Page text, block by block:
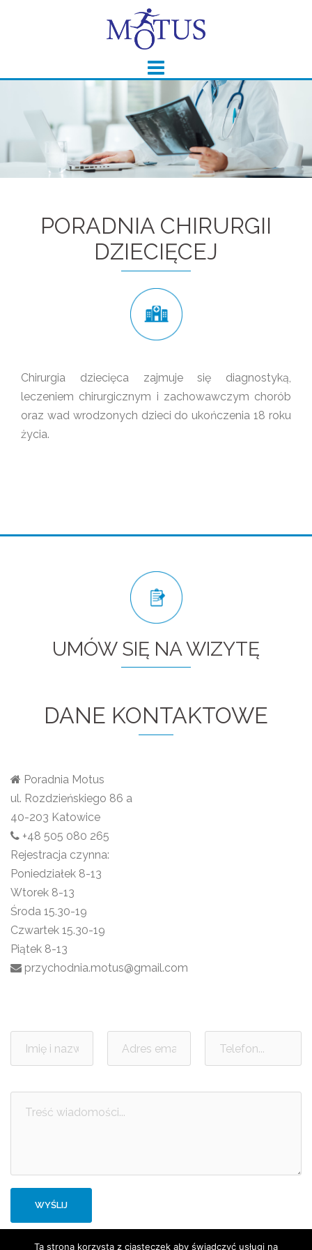
PORADNIA CHIRURGII
DZIECIĘCEJ
Chirurgia dziecięca zajmuje się diagnostyką,
leczeniem chirurgicznym i zachowawczym chorób
oraz wad wrodzonych dzieci do ukończenia 18 roku
życia.
UMÓW SIĘ NA WIZYTĘ
DANE KONTAKTOWE
Poradnia Motus
ul. Rozdzieńskiego 86 a
40-203 Katowice
+48 505 080 265
Rejestracja czynna:
Poniedziałek 8-13
Wtorek 8-13
Środa 15.30-19
Czwartek 15.30-19
Piątek 8-13
przychodnia.motus@gmail.com
Ta strona korzysta z ciasteczek aby świadczyć usługi na